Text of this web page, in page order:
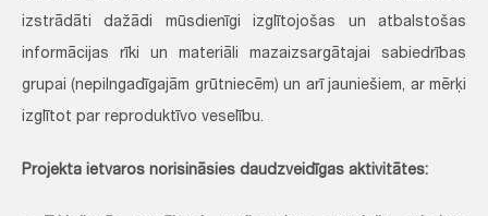
izstrādāti dažādi mūsdienīgi izglītojošas un atbalstošas
informācijas rīki un materiāli mazaizsargātajai sabiedrības
grupai (nepilngadīgajām grūtniecēm) un arī jauniešiem, ar mērķi
izglītot par reproduktīvo veselību.
Projekta ietvaros norisināsies daudzveidīgas aktivitātes: